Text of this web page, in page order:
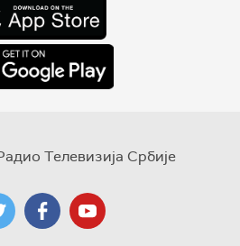
Телевизија Србије